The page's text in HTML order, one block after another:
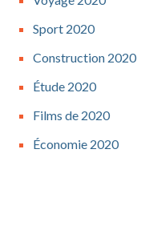
Sport 2020
Construction 2020
Étude 2020
Films de 2020
Économie 2020